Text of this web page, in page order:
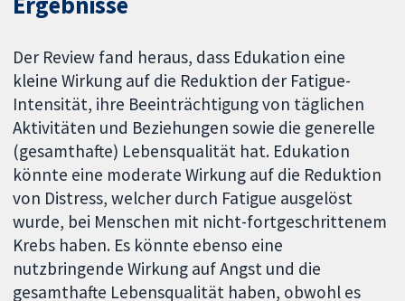
Der Review fand heraus, dass Edukation eine
kleine Wirkung auf die Reduktion der Fatigue-
Intensität, ihre Beeinträchtigung von täglichen
Aktivitäten und Beziehungen sowie die generelle
(gesamthafte) Lebensqualität hat. Edukation
könnte eine moderate Wirkung auf die Reduktion
von Distress, welcher durch Fatigue ausgelöst
wurde, bei Menschen mit nicht-fortgeschrittenem
Krebs haben. Es könnte ebenso eine
nutzbringende Wirkung auf Angst und die
gesamthafte Lebensqualität haben, obwohl es